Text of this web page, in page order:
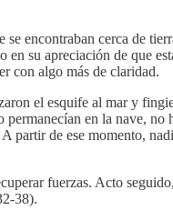
encontraban cerca de
su apreciación de que
con algo más de claridad.
el esquife al mar y
en la nave, no
partir de ese momento,
fuerzas. Acto
38).